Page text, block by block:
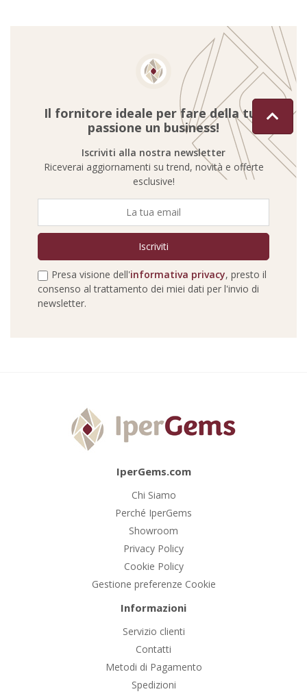
Il fornitore ideale per fare della tua
passione un business!
Iscriviti alla nostra newsletter
Riceverai aggiornamenti su trend, novità e offerte
esclusive!
Presa visione dell'informativa privacy, presto il
consenso al trattamento dei miei dati per l'invio di
newsletter.
IperGems.com
Chi Siamo
Perché IperGems
Showroom
Privacy Policy
Cookie Policy
Gestione preferenze Cookie
Informazioni
Servizio clienti
Contatti
Metodi di Pagamento
Spedizioni